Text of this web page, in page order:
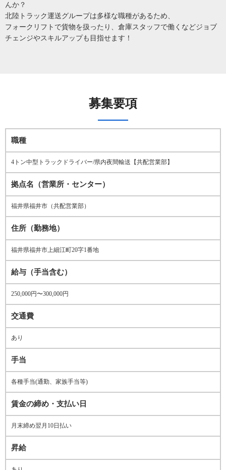
んか？
北陸トラック運送グループは多様な職種があるため、
フォークリフトで貨物を扱ったり、倉庫スタッフで働くなどジョブ
チェンジやスキルアップも目指せます！
募集要項
職種
4トン中型トラックドライバー/県内夜間輸送【共配営業部】
拠点名（営業所・センター）
福井県福井市（共配営業部）
住所（勤務地）
福井県福井市上細江町20字1番地
給与（手当含む）
250,000円〜300,000円
交通費
あり
手当
各種手当(通勤、家族手当等)
賃金の締め・支払い日
月末締め翌月10日払い
昇給